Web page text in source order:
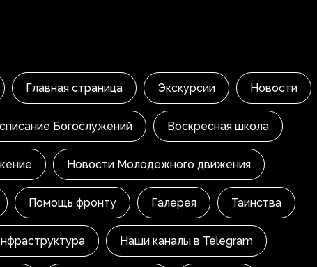
Главная страница Экскурсии Новости
Богослужений Воскресная школа
Новости Молодежного движения
Помощь фронту Галерея Таинства
Наши каналы в Telegram